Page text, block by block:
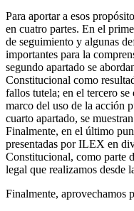
Para aportar a esos
en cuatro partes. En el
de seguimiento y algunas
importantes para la
segundo apartado se
Constitucional como
fallos tutela; en el tercero
marco del uso de la acción
cuarto apartado, se
Finalmente, en el último
presentadas por ILEX en
Constitucional, como parte
legal que realizamos desde
Finalmente, aprovechamos